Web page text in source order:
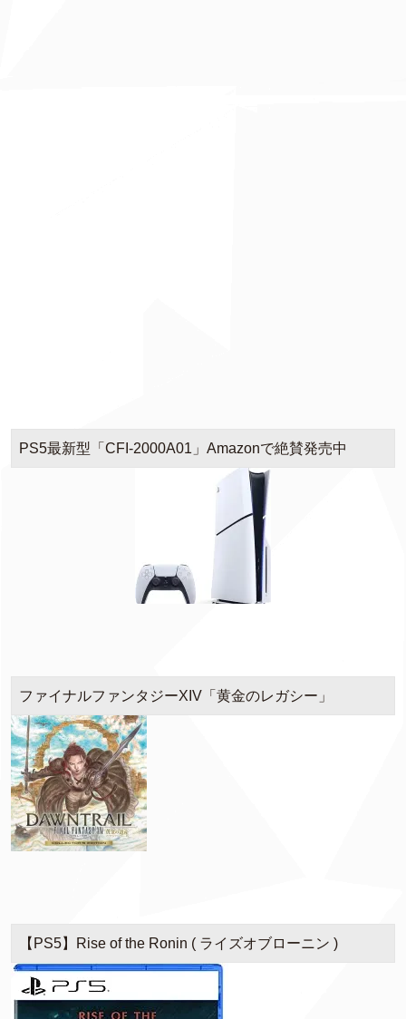
PS5最新型「CFI-2000A01」Amazonで絶賛発売中
ファイナルファンタジーXIV「黄金のレガシー」
【PS5】Rise of the Ronin ( ライズオブローニン )